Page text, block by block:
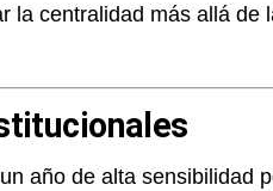
la centralidad más allá de
año de alta sensibilidad